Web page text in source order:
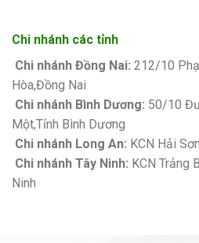
Chi nhánh các tỉnh
Chi nhánh Đồng Nai: 212/10
Hòa,Đồng Nai
Chi nhánh Bình Dương: 50/10
Một,Tỉnh Bình Dương
Chi nhánh Long An: KCN Hải
Chi nhánh Tây Ninh: KCN Trảng
Ninh